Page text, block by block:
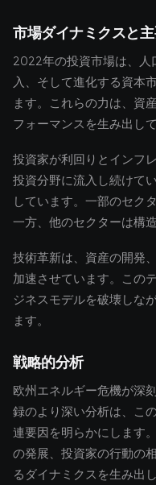
市場ダイナミクスと
2022年の投資市場は、人
入、そして進化する資本
ます。これらの力は、資
フォーマンスを生み出して
投資家が利回りとインフ
投資分野に流入し続けて
しています。一部のセク
一方、他のセクターは構
技術革新は、資産の開発
加速させています。この
ジネスモデルを破壊しな
ます。
戦略的分析
欧州エネルギー危機が深
録のより深い分析は、こ
連要因を明らかにします
の発展、投資家の行動の
るダイナミクスを生み出